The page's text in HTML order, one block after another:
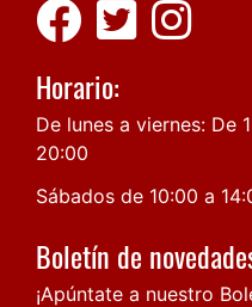
Horario:
De lunes a viernes: De
20:00
Sábados de 10:00 a
Boletín de
¡Apúntate a nuestro